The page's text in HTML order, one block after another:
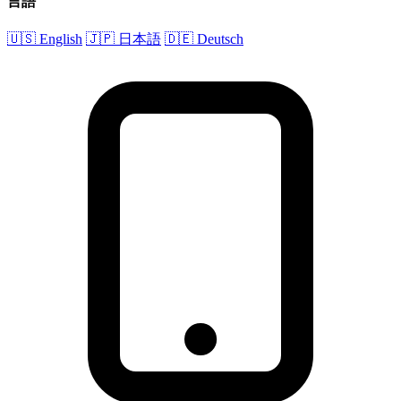
🇺🇸 English 🇯🇵 日本語 🇩🇪 Deutsch